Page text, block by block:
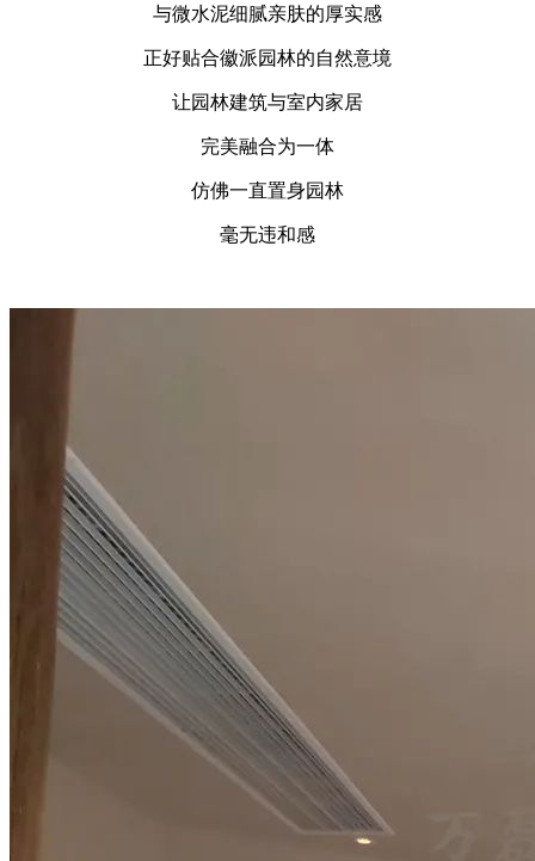
与微水泥细腻亲肤的厚实感
正好贴合徽派园林的自然意境
让园林建筑与室内家居
完美融合为一体
仿佛一直置身园林
毫无违和感